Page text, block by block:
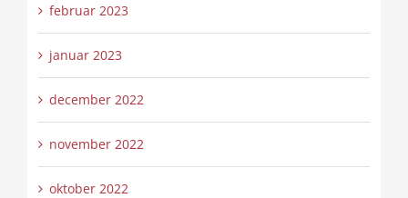
februar 2023
januar 2023
december 2022
november 2022
oktober 2022